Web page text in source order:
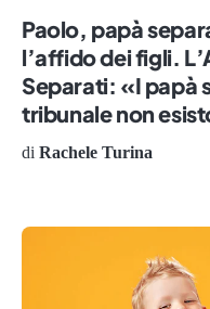
Paolo, papà
l’affido dei figli.
Separati: «I papà
tribunale non
di Rachele Turina